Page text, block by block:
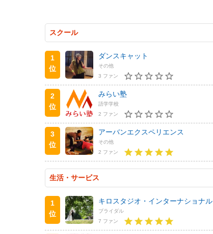
スクール
1
位
ダンスキャット
その他
3 ファン
2
位
みらい塾
語学学校
2 ファン
3
位
アーバンエクスペリエンス
その他
2 ファン
生活・サービス
1
位
キロスタジオ・インターナショナル
ブライダル
7 ファン